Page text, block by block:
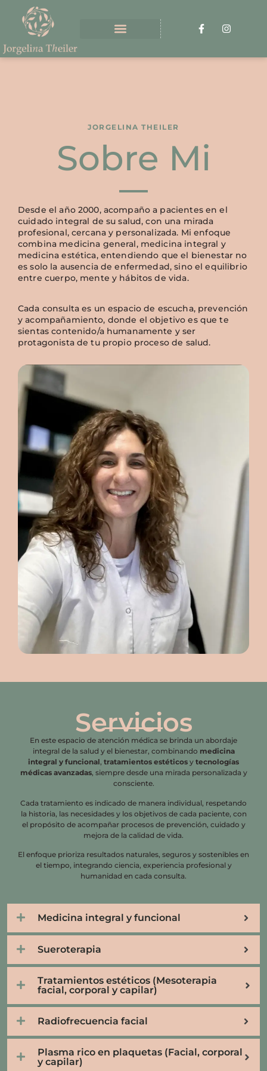
JORGELINA THEILER
Sobre Mi
Desde el año 2000, acompaño a pacientes en el
cuidado integral de su salud, con una mirada
profesional, cercana y personalizada. Mi enfoque
combina medicina general, medicina integral y
medicina estética, entendiendo que el bienestar no
es solo la ausencia de enfermedad, sino el equilibrio
entre cuerpo, mente y hábitos de vida.
Cada consulta es un espacio de escucha, prevención
y acompañamiento, donde el objetivo es que te
sientas contenido/a humanamente y ser
protagonista de tu propio proceso de salud.
Servicios
En este espacio de atención médica se brinda un abordaje
integral de la salud y el bienestar, combinando medicina
integral y funcional, tratamientos estéticos y tecnologías
médicas avanzadas, siempre desde una mirada personalizada y
consciente.
Cada tratamiento es indicado de manera individual, respetando
la historia, las necesidades y los objetivos de cada paciente, con
el propósito de acompañar procesos de prevención, cuidado y
mejora de la calidad de vida.
El enfoque prioriza resultados naturales, seguros y sostenibles en
el tiempo, integrando ciencia, experiencia profesional y
humanidad en cada consulta.
Medicina integral y funcional
Sueroterapia
Tratamientos estéticos (Mesoterapia
facial, corporal y capilar)
Radiofrecuencia facial
Plasma rico en plaquetas (Facial, corporal
y capilar)